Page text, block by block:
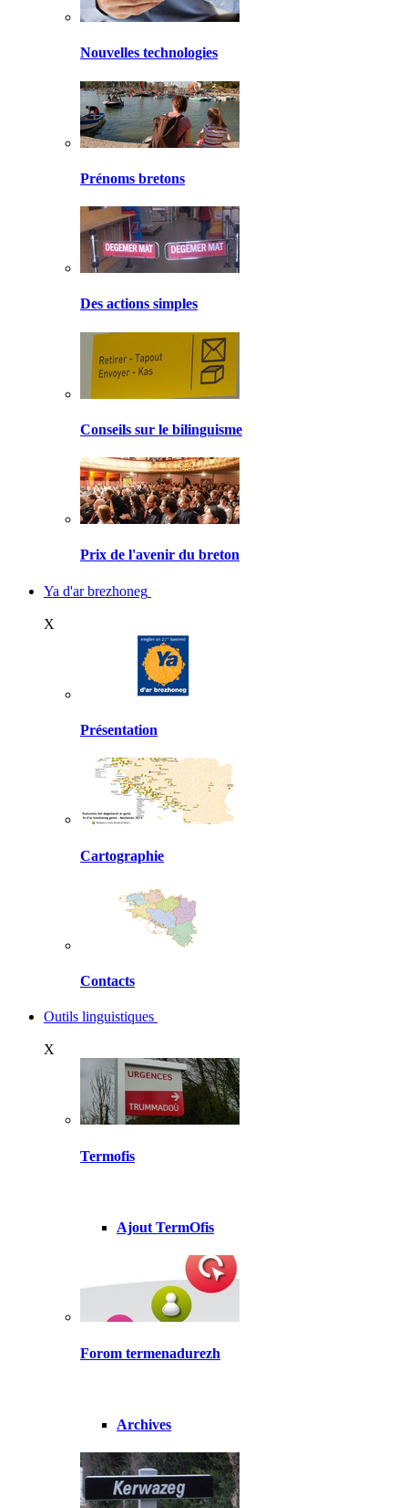
Nouvelles technologies
Prénoms bretons
Des actions simples
Conseils sur le bilinguisme
Prix de l'avenir du breton
Ya d'ar brezhoneg
X
Présentation
Cartographie
Contacts
Outils linguistiques
X
Termofis
Ajout TermOfis
Forom termenadurezh
Archives